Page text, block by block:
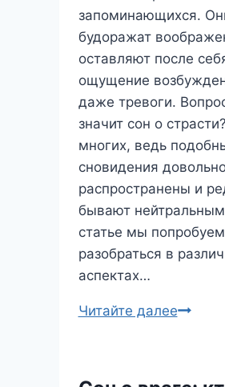
запоминающихся.
будоражат
оставляют после
ощущение
даже тревоги.
значит сон о
многих, ведь
сновидения
распространены и
бывают
статье мы попробуем
разобраться в
аспектах…
Читайте далееСон